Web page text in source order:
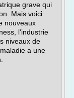
grave qui
Mais voici
nouveaux
l'industrie
niveaux de
a une